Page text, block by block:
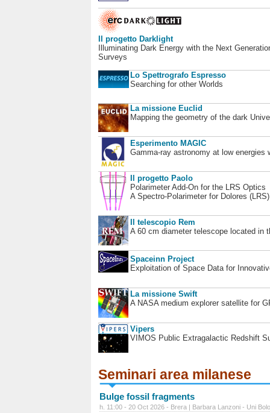
Il progetto Darklight
Illuminating Dark Energy with the Next
Surveys
Lo Spettrografo Espresso
Searching for other Worlds
La missione Euclid
Mapping the geometry of the dark
Esperimento MAGIC
Gamma-ray astronomy at low energies
Il progetto Paolo
Polarimeter Add-On for the LRS Optics
A Spectro-Polarimeter for Dolores
Il telescopio Rem
A 60 cm diameter telescope located in
Spaceinn Project
Exploitation of Space Data for
La missione Swift
A NASA medium explorer satellite for
Vipers
VIMOS Public Extragalactic Redshift
Seminari area milanese
Bulge fossil fragments
h. 11:00 - 20 Oct 2026 - Brera | Barbara Lanzoni - Uni